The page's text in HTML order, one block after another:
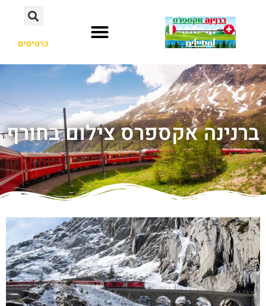
כרטיסים
ברנינה אקספרס צילום בחורף